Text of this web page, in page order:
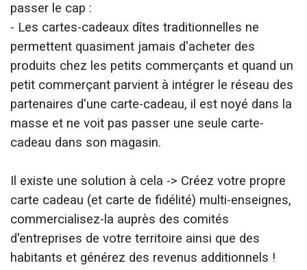
passer le cap :
- Les cartes-cadeaux dîtes traditionnelles ne
permettent quasiment jamais d'acheter des
produits chez les petits commerçants et quand un
petit commerçant parvient à intégrer le réseau des
partenaires d'une carte-cadeau, il est noyé dans la
masse et ne voit pas passer une seule carte-
cadeau dans son magasin.
Il existe une solution à cela -> Créez votre propre
carte cadeau (et carte de fidélité) multi-enseignes,
commercialisez-la auprès des comités
d'entreprises de votre territoire ainsi que des
habitants et générez des revenus additionnels !